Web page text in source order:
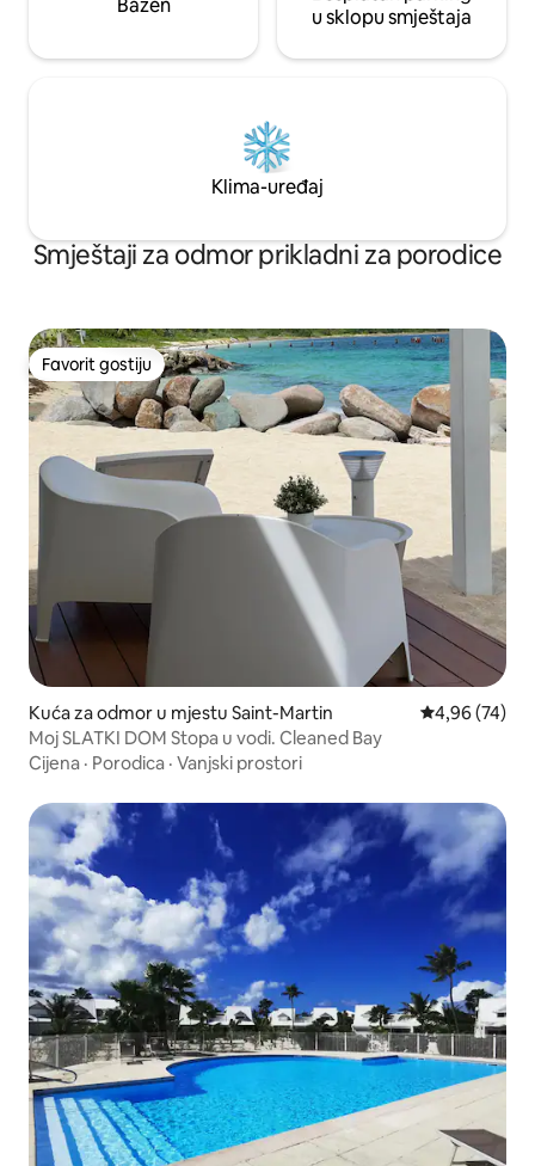
Bazen
u sklopu smještaja
Klima-uređaj
Smještaji za odmor prikladni za porodice
Favorit gostiju
Favorit gostiju
Kuća za odmor u mjestu Saint-Martin Prosječna
4,96 (74)
Moj SLATKI DOM Stopa u vodi. Cleaned Bay
Cijena · Porodica · Vanjski prostori